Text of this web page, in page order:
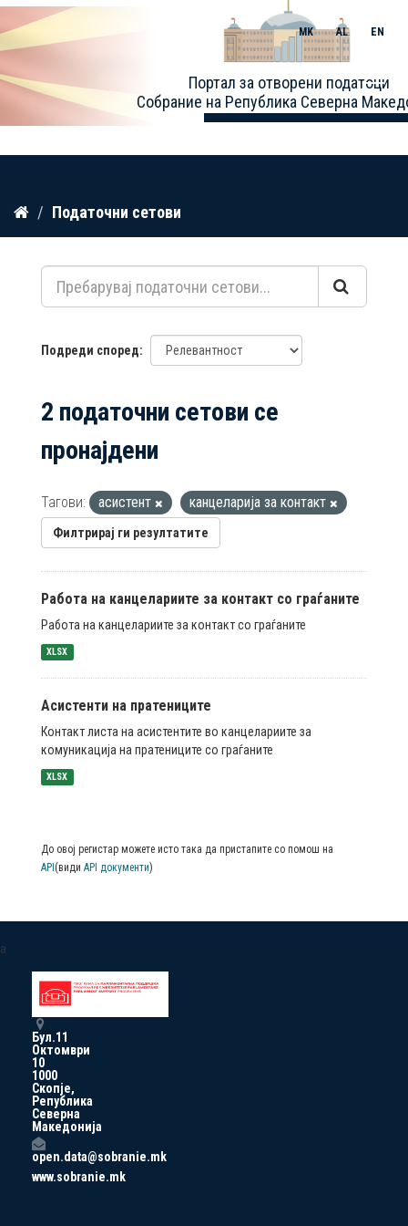
Прескокнете
содржина
Портал за отворени податоци
Собрание на Република Северна
MK AL EN
Toggle
Податочни сетови
Подреди според
2 податочни сетови се
пронајдени
Тагови: асистент канцеларија за контакт
Филтрирај ги резултатите
Работа на канцелариите за контакт со граѓаните
Работа на канцелариите за контакт со граѓаните
XLSX
Асистенти на пратениците
Контакт листа на асистентите во канцелариите за
комуникација на пратениците со граѓаните
XLSX
До овој регистар можете исто така да пристапите со помош на
API (види API документи)
a
Бул.11
Октомври
10
1000
Скопје,
Република
Северна
Македонија
open.data@sobranie.mk
www.sobranie.mk